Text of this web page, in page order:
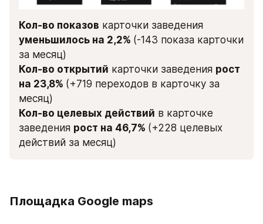
Кол-во показов
уменьшилось на 2,2% (-143 показа карточки
за месяц)
Кол-во открытий карточки заведения рост
на 23,8% (+719 переходов в карточку за
месяц)
Кол-во целевых действий в карточке
заведения рост на 46,7% (+228 целевых
действий за месяц)
Площадка Google maps